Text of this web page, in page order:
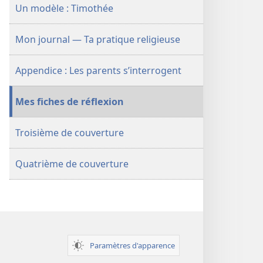
contenu
Un modèle : Timothée
Mon journal — Ta pratique religieuse
Appendice : Les parents s’interrogent
Mes fiches de réflexion
Troisième de couverture
Quatrième de couverture
Paramètres d'apparence